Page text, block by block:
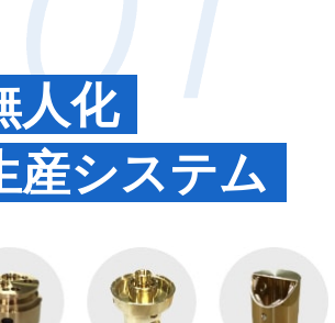
人化
産システム